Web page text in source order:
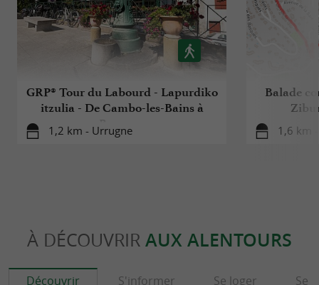
GRP® Tour du Labourd - Lapurdiko
itzulia - De Cambo-les-Bains à
1,2 km - Urrugne
Balade
1,6 km
À DÉCOUVRIR AUX ALENTOURS
Découvrir S'informer Se loger Se